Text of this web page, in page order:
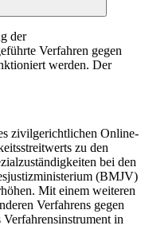
der
Verfahren gegen
werden. Der
zivilgerichtlichen Online-
zu den
bei den
(BMJV)
Mit einem weiteren
Verfahrens gegen
in